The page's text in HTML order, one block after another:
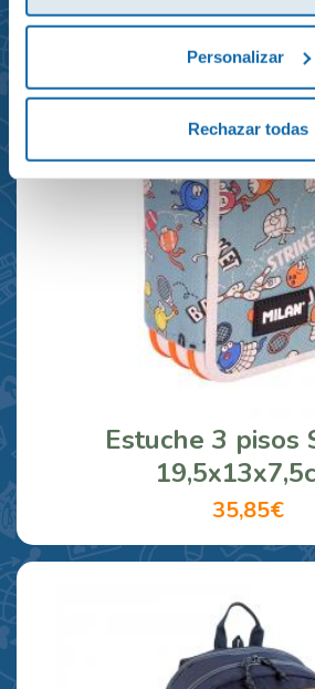
Personalizar
Rechazar todas
Estuche 3 pisos
35,85€